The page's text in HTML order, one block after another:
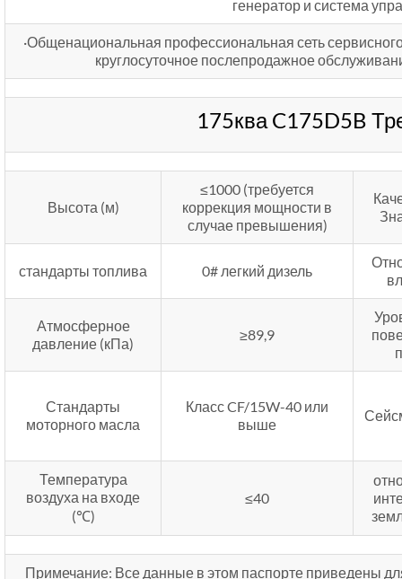
генератор и система
·Общенациональная профессиональная сеть
круглосуточное послепродажное
175ква C175D5B
Высота (м)
≤1000 (требуется
коррекция мощности в
случае превышения)
стандарты топлива 0# легкий дизель
Атмосферное
давление (кПа)
≥89,9
Стандарты
моторного масла
Класс CF/15W-40 или
выше
Температура
воздуха на входе
(℃)
≤40
Примечание: Все данные в этом паспорте приведены